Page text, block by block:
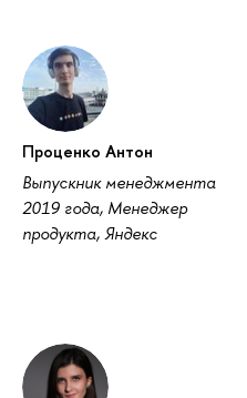
Проценко Антон
Выпускник менеджмента
2019 года, Менеджер
продукта, Яндекс